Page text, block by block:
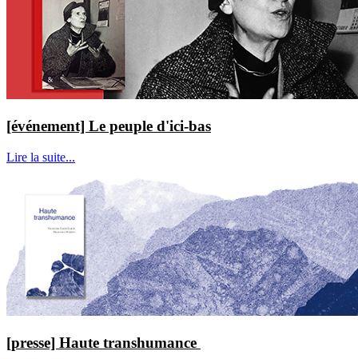
[événement] Le peuple d'ici-bas
Lire la suite...
[presse] Haute transhumance